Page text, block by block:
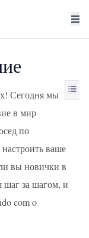
Сегодня мы
в мир
по
ваше
вы новички в
шаг за шагом, и
com o